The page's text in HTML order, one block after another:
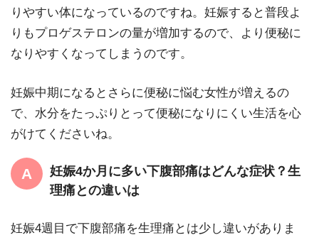
りやすい体になっているのですね。妊娠すると普段よ
りもプロゲステロンの量が増加するので、より便秘に
なりやすくなってしまうのです。
妊娠中期になるとさらに便秘に悩む女性が増えるの
で、水分をたっぷりとって便秘になりにくい生活を心
がけてくださいね。
妊娠4か月に多い下腹部痛はどんな症状？生
理痛との違いは
妊娠4週目で下腹部痛を生理痛とは少し違いがありま